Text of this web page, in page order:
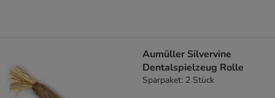
Aumüller Silvervine
Dentalspielzeug Rolle
Sparpaket: 2 Stück